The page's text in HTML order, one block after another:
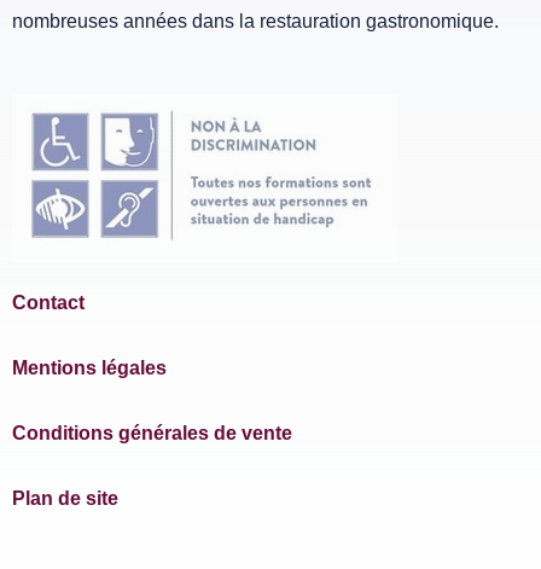
nombreuses années dans la restauration gastronomique.
Contact
Mentions légales
Conditions générales de vente
Plan de site